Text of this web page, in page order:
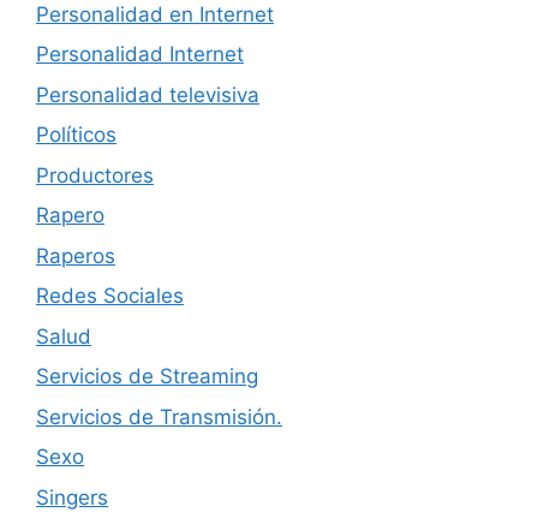
Personalidad en Internet
Personalidad Internet
Personalidad televisiva
Políticos
Productores
Rapero
Raperos
Redes Sociales
Salud
Servicios de Streaming
Servicios de Transmisión.
Sexo
Singers